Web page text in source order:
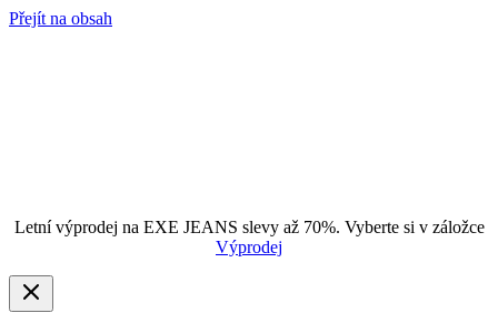
Přejít na obsah
Letní výprodej na EXE JEANS slevy až 70%. Vyberte si v záložce
Výprodej